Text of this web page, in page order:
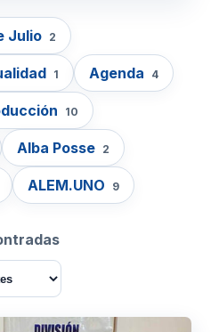
Julio 2
1 Agenda 4
10
Alba Posse 2
ALEM.UNO 9